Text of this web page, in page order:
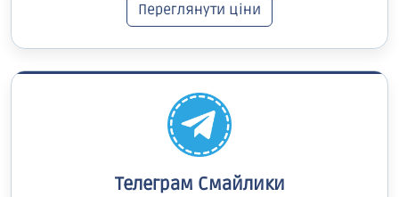
Переглянути ціни
Телеграм Смайлики